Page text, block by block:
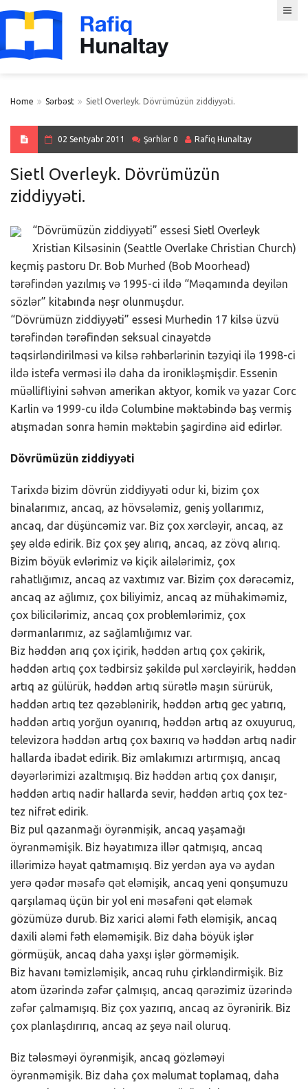
Home Sərbəst Sietl Overleyk. Dövrümüzün ziddiyyəti.
02 Sentyabr 2011 Şərhlər 0 Rafiq Hunaltay
Sietl Overleyk. Dövrümüzün
ziddiyyəti.
“Dövrümüzün ziddiyyəti” essesi Sietl Overleyk
Xristian Kilsəsinin (Seattle Overlake Christian Church)
keçmiş pastoru Dr. Bob Murhed (Bob Moorhead)
tərəfindən yazılmış və 1995-ci ildə “Məqamında deyilən
sözlər” kitabında nəşr olunmuşdur.
“Dövrümüzn ziddiyyəti” essesi Murhedin 17 kilsə üzvü
tərəfindən tərəfindən seksual cinayətdə
təqsirləndirilməsi və kilsə rəhbərlərinin təzyiqi ilə 1998-ci
ildə istefa verməsi ilə daha da ironikləşmişdir. Essenin
müəllifliyini səhvən amerikan aktyor, komik və yazar Corc
Karlin və 1999-cu ildə Columbine məktəbində baş vermiş
atışmadan sonra həmin məktəbin şagirdinə aid edirlər.
Dövrümüzün ziddiyyəti
Tarixdə bizim dövrün ziddiyyəti odur ki, bizim çox
binalarımız, ancaq, az hövsələmiz, geniş yollarımız,
ancaq, dar düşüncəmiz var. Biz çox xərcləyir, ancaq, az
şey əldə edirik. Biz çox şey alırıq, ancaq, az zövq alırıq.
Bizim böyük evlərimiz və kiçik ailələrimiz, çox
rahatlığımız, ancaq az vaxtımız var. Bizim çox dərəcəmiz,
ancaq az ağlımız, çox biliyimiz, ancaq az mühakiməmiz,
çox bilicilərimiz, ancaq çox problemlərimiz, çox
dərmanlarımız, az sağlamlığımız var.
Biz həddən arıq çox içirik, həddən artıq çox çəkirik,
həddən artıq çox tədbirsiz şəkildə pul xərcləyirik, həddən
artıq az gülürük, həddən artıq sürətlə maşın sürürük,
həddən artıq tez qəzəblənirik, həddən artıq gec yatırıq,
həddən artıq yorğun oyanırıq, həddən artıq az oxuyuruq,
televizora həddən artıq çox baxırıq və həddən artıq nadir
hallarda ibadət edirik. Biz əmlakımızı artırmışıq, ancaq
dəyərlərimizi azaltmışıq. Biz həddən artıq çox danışır,
həddən artıq nadir hallarda sevir, həddən artıq çox tez-
tez nifrət edirik.
Biz pul qazanmağı öyrənmişik, ancaq yaşamağı
öyrənməmişik. Biz həyatımıza illər qatmışıq, ancaq
illərimizə həyat qatmamışıq. Biz yerdən aya və aydan
yerə qədər məsafə qət eləmişik, ancaq yeni qonşumuzu
qarşılamaq üçün bir yol eni məsafəni qət eləmək
gözümüzə durub. Biz xarici aləmi fəth eləmişik, ancaq
daxili aləmi fəth eləməmişik. Biz daha böyük işlər
görmüşük, ancaq daha yaxşı işlər görməmişik.
Biz havanı təmizləmişik, ancaq ruhu çirkləndirmişik. Biz
atom üzərində zəfər çalmışıq, ancaq qərəzimiz üzərində
zəfər çalmamışıq. Biz çox yazırıq, ancaq az öyrənirik. Biz
çox planlaşdırırıq, ancaq az şeyə nail oluruq.
Biz tələsməyi öyrənmişik, ancaq gözləməyi
öyrənməmişik. Biz daha çox məlumat toplamaq, daha